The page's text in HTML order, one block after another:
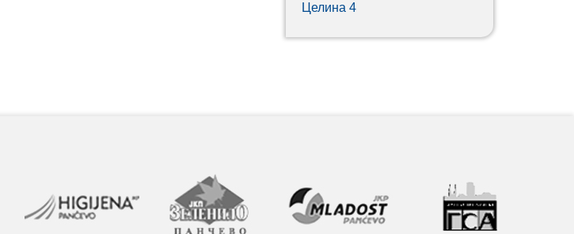
Целина 4